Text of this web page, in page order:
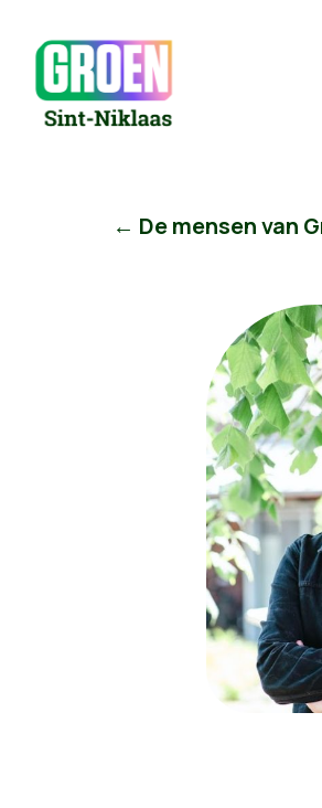
← De mensen van